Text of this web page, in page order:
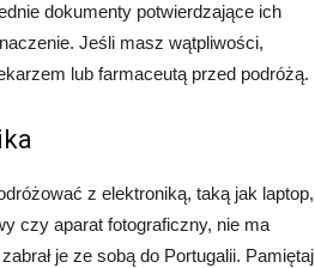
dokumenty potwierdzające ich
Jeśli masz wątpliwości,
lub farmaceutą przed podróżą.
z elektroniką, taką jak laptop,
czy aparat fotograficzny, nie ma
je ze sobą do Portugalii. Pamiętaj